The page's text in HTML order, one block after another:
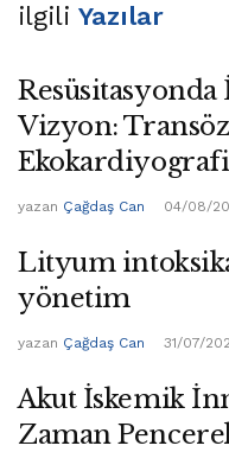
ilgili Yazılar
Vizyon:
Ekokardiyografi
yazan Çağdaş Can 04/08/
Lityum
yönetim
yazan Çağdaş Can 31/07/
Akut İskemik
Zaman